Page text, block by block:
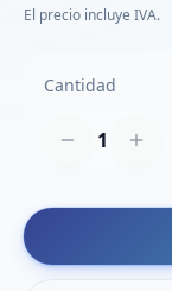
El precio incluye IVA.
Cantidad
1